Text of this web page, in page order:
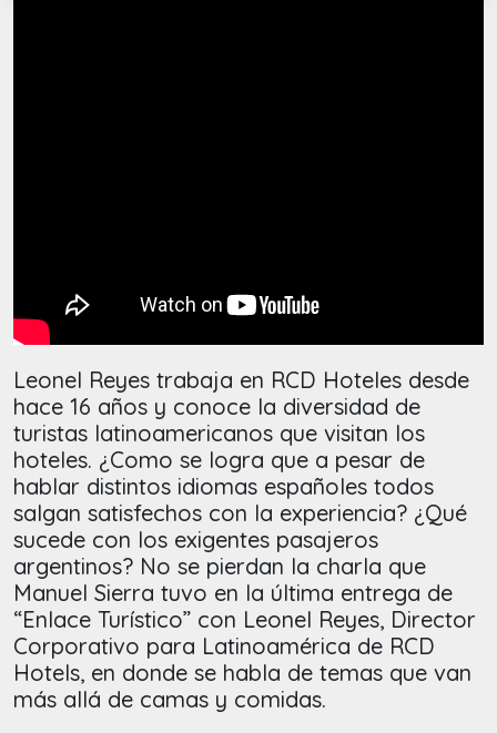
Leonel Reyes trabaja en RCD Hoteles desde
hace 16 años y conoce la diversidad de
turistas latinoamericanos que visitan los
hoteles. ¿Como se logra que a pesar de
hablar distintos idiomas españoles todos
salgan satisfechos con la experiencia? ¿Qué
sucede con los exigentes pasajeros
argentinos? No se pierdan la charla que
Manuel Sierra tuvo en la última entrega de
“Enlace Turístico” con Leonel Reyes, Director
Corporativo para Latinoamérica de RCD
Hotels, en donde se habla de temas que van
más allá de camas y comidas.